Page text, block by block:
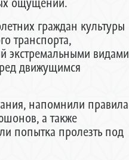
граждан культуры
транспорта,
экстремальными видами
движущимся
напомнили правила
а также
попытка пролезть под